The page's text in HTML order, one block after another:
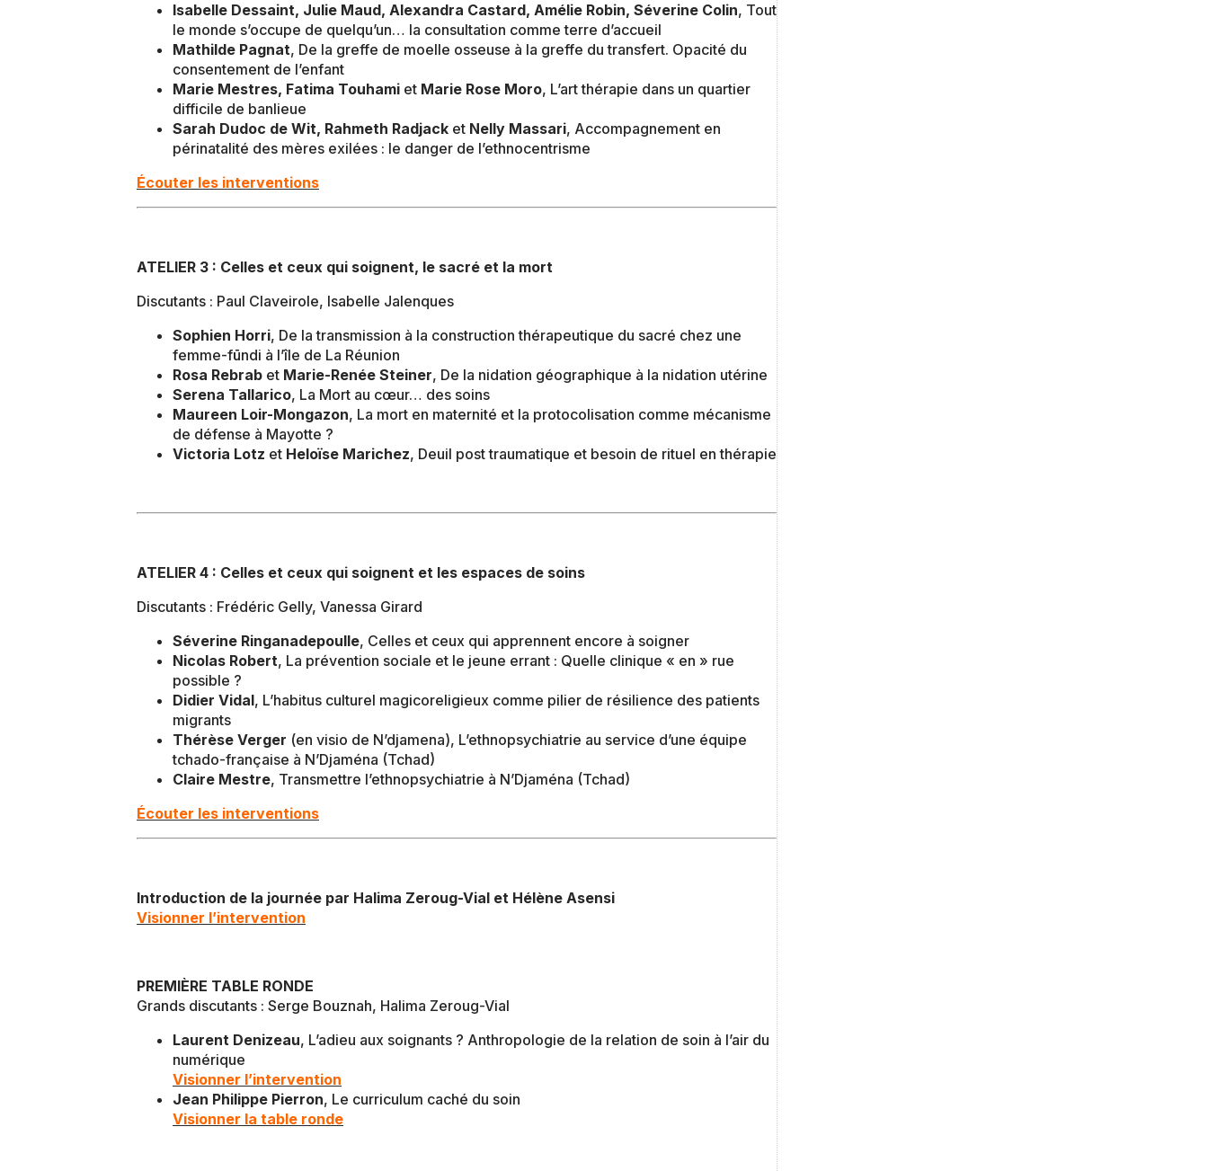
Isabelle Dessaint, Julie Maud, Alexandra Castard, Amélie Robin, Séverine Colin, Tout
le monde s’occupe de quelqu’un… la consultation comme terre d’accueil
Mathilde Pagnat, De la greffe de moelle osseuse à la greffe du transfert. Opacité du
consentement de l’enfant
Marie Mestres, Fatima Touhami et Marie Rose Moro, L’art thérapie dans un quartier
difficile de banlieue
Sarah Dudoc de Wit, Rahmeth Radjack et Nelly Massari, Accompagnement en
périnatalité des mères exilées : le danger de l’ethnocentrisme
Écouter les interventions
ATELIER 3 : Celles et ceux qui soignent, le sacré et la mort
Discutants : Paul Claveirole, Isabelle Jalenques
Sophien Horri, De la transmission à la construction thérapeutique du sacré chez une
femme-fūndi à l’île de La Réunion
Rosa Rebrab et Marie-Renée Steiner, De la nidation géographique à la nidation utérine
Serena Tallarico, La Mort au cœur… des soins
Maureen Loir-Mongazon, La mort en maternité et la protocolisation comme mécanisme
de défense à Mayotte ?
Victoria Lotz et Heloïse Marichez, Deuil post traumatique et besoin de rituel en thérapie
ATELIER 4 : Celles et ceux qui soignent et les espaces de soins
Discutants : Frédéric Gelly, Vanessa Girard
Séverine Ringanadepoulle, Celles et ceux qui apprennent encore à soigner
Nicolas Robert, La prévention sociale et le jeune errant : Quelle clinique « en » rue
possible ?
Didier Vidal, L’habitus culturel magicoreligieux comme pilier de résilience des patients
migrants
Thérèse Verger (en visio de N’djamena), L’ethnopsychiatrie au service d’une équipe
tchado-française à N’Djaména (Tchad)
Claire Mestre, Transmettre l’ethnopsychiatrie à N’Djaména (Tchad)
Écouter les interventions
Introduction de la journée par Halima Zeroug-Vial et Hélène Asensi
Visionner l’intervention
PREMIÈRE TABLE RONDE
Grands discutants : Serge Bouznah, Halima Zeroug-Vial
Laurent Denizeau, L’adieu aux soignants ? Anthropologie de la relation de soin à l’air du
numérique
Visionner l’intervention
Jean Philippe Pierron, Le curriculum caché du soin
Visionner la table ronde